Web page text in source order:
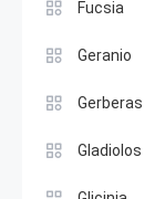
Fucsia
Geranio
Gerberas
Gladiolos